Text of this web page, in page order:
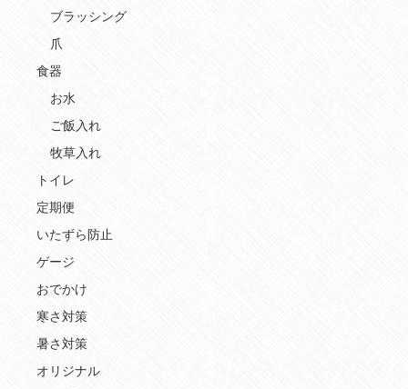
ブラッシング
爪
食器
お水
ご飯入れ
牧草入れ
トイレ
定期便
いたずら防止
ゲージ
おでかけ
寒さ対策
暑さ対策
オリジナル